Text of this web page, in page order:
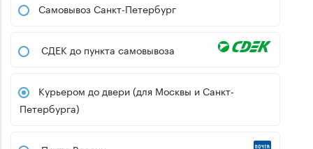
Самовывоз Санкт-Петербург
СДЕК до пункта самовывоза
Курьером до двери (для Москвы и Санкт-
Петербурга)